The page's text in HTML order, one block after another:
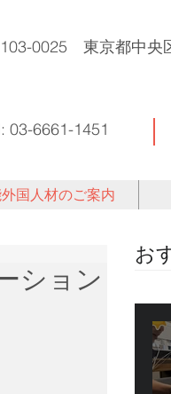
0025 東京都中央
03-6661-1451
国人材のご案内
ション
お